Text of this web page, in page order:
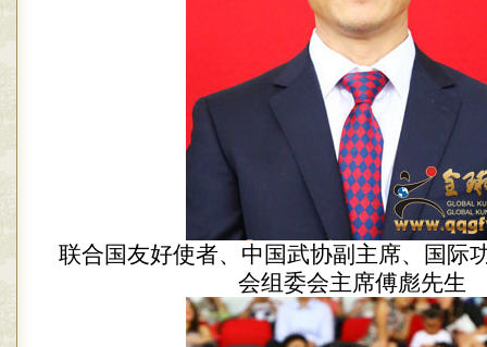
联合国友好使者、中国武协副主席、国际
会组委会主席傅彪先生